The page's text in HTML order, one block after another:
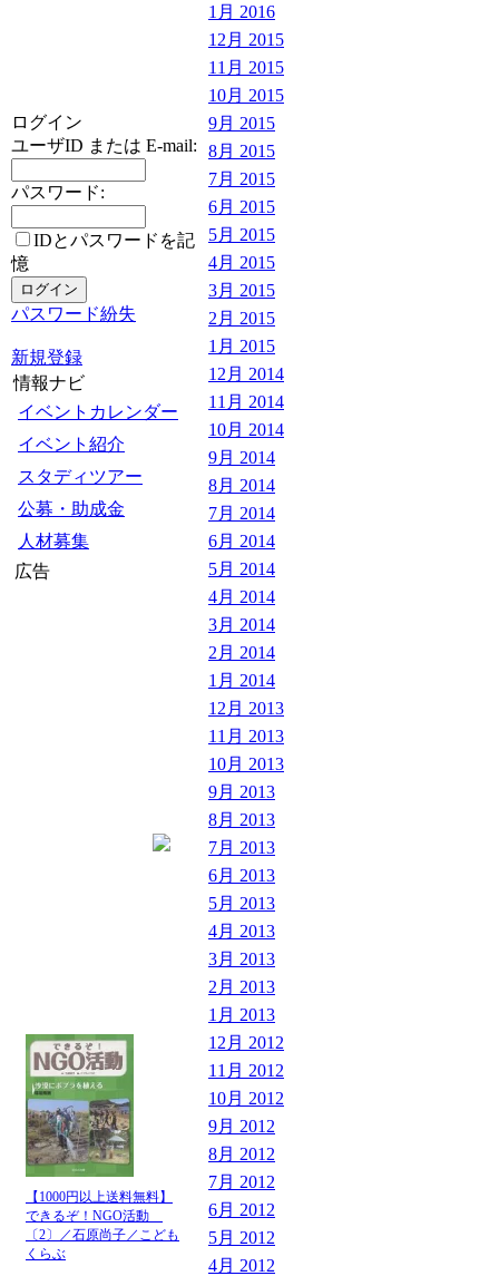
ログイン
ユーザID または E-mail:
パスワード:
IDとパスワードを記
憶
パスワード紛失
新規登録
情報ナビ
イベントカレンダー
イベント紹介
スタディツアー
公募・助成金
人材募集
広告
【1000円以上送料無料】
できるぞ！NGO活動
〔2〕／石原尚子／こども
くらぶ
1月 2016
12月 2015
11月 2015
10月 2015
9月 2015
8月 2015
7月 2015
6月 2015
5月 2015
4月 2015
3月 2015
2月 2015
1月 2015
12月 2014
11月 2014
10月 2014
9月 2014
8月 2014
7月 2014
6月 2014
5月 2014
4月 2014
3月 2014
2月 2014
1月 2014
12月 2013
11月 2013
10月 2013
9月 2013
8月 2013
7月 2013
6月 2013
5月 2013
4月 2013
3月 2013
2月 2013
1月 2013
12月 2012
11月 2012
10月 2012
9月 2012
8月 2012
7月 2012
6月 2012
5月 2012
4月 2012